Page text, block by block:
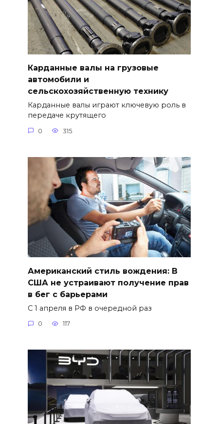
Карданные валы на грузовые
автомобили и
сельскохозяйственную технику
Карданные валы играют ключевую роль в
передаче крутящего
0 315
Американский стиль вождения: В
США не устраивают получение прав
в бег с барьерами
С 1 апреля в РФ в очередной раз
0 117